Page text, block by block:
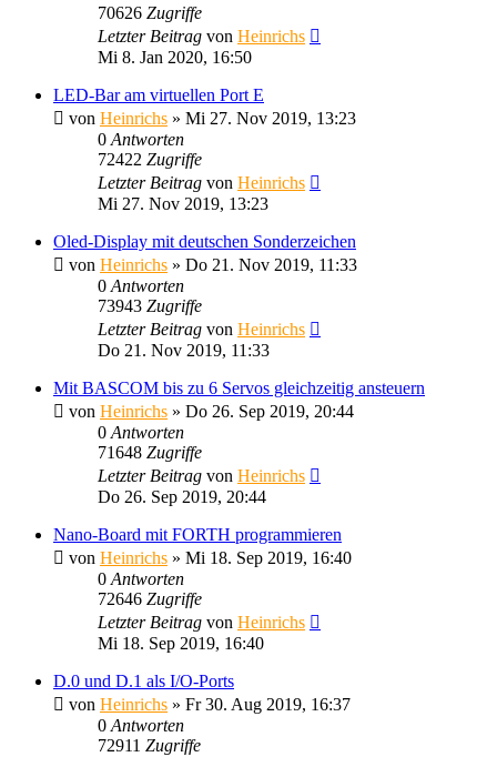
70626 Zugriffe
Letzter Beitrag von Heinrichs
Mi 8. Jan 2020, 16:50
LED-Bar am virtuellen Port E
von Heinrichs » Mi 27. Nov 2019, 13:23
0 Antworten
72422 Zugriffe
Letzter Beitrag von Heinrichs
Mi 27. Nov 2019, 13:23
Oled-Display mit deutschen Sonderzeichen
von Heinrichs » Do 21. Nov 2019, 11:33
0 Antworten
73943 Zugriffe
Letzter Beitrag von Heinrichs
Do 21. Nov 2019, 11:33
Mit BASCOM bis zu 6 Servos gleichzeitig ansteuern
von Heinrichs » Do 26. Sep 2019, 20:44
0 Antworten
71648 Zugriffe
Letzter Beitrag von Heinrichs
Do 26. Sep 2019, 20:44
Nano-Board mit FORTH programmieren
von Heinrichs » Mi 18. Sep 2019, 16:40
0 Antworten
72646 Zugriffe
Letzter Beitrag von Heinrichs
Mi 18. Sep 2019, 16:40
D.0 und D.1 als I/O-Ports
von Heinrichs » Fr 30. Aug 2019, 16:37
0 Antworten
72911 Zugriffe